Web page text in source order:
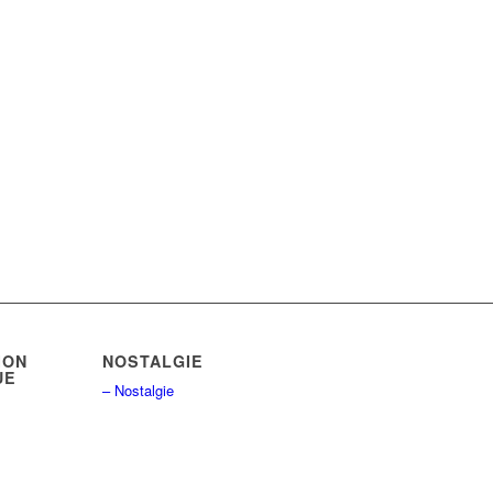
NOSTALGIE
– Nostalgie